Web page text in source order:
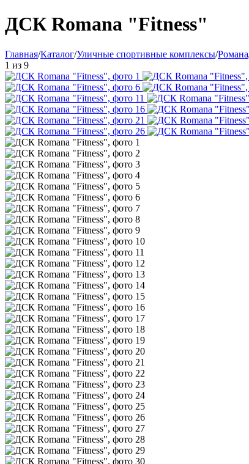
ДСК Romana "Fitness"
Главная/Каталог/Уличные спортивные комплексы/Романа
1 из 9